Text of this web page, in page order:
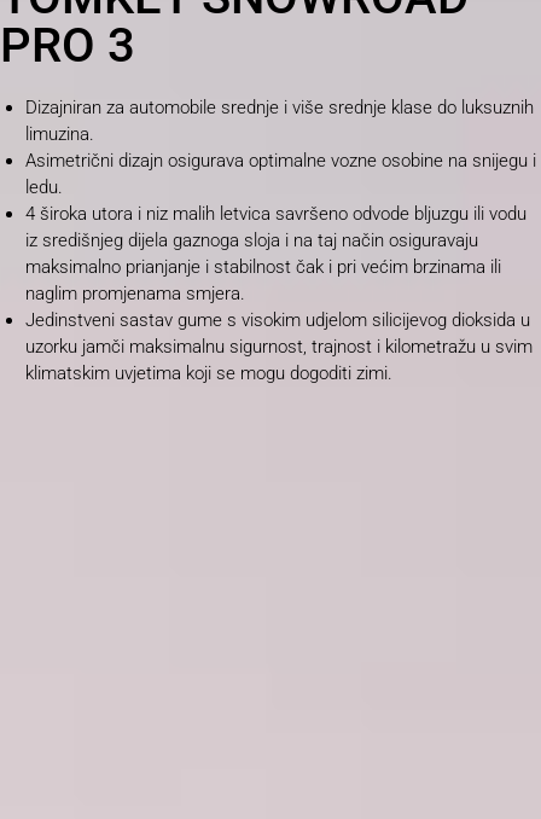
PRO 3
Dizajniran za automobile srednje i više srednje klase do luksuznih
limuzina.
Asimetrični dizajn osigurava optimalne vozne osobine na snijegu i
ledu.
4 široka utora i niz malih letvica savršeno odvode bljuzgu ili vodu
iz središnjeg dijela gaznoga sloja i na taj način osiguravaju
maksimalno prianjanje i stabilnost čak i pri većim brzinama ili
naglim promjenama smjera.
Jedinstveni sastav gume s visokim udjelom silicijevog dioksida u
uzorku jamči maksimalnu sigurnost, trajnost i kilometražu u svim
klimatskim uvjetima koji se mogu dogoditi zimi.